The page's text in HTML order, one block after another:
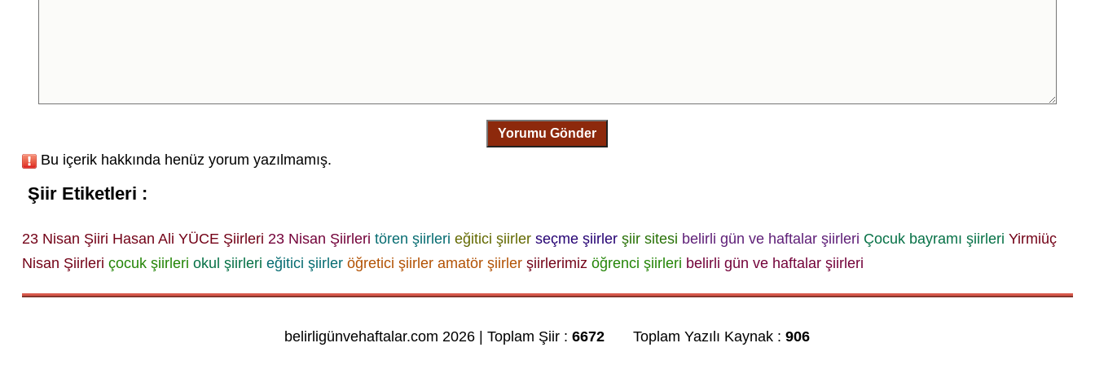
Yorumu Gönder
Bu içerik hakkında henüz yorum yazılmamış.
Şiir Etiketleri :
23 Nisan Şiiri Hasan Ali YÜCE Şiirleri 23 Nisan Şiirleri tören şiirleri eğitici şiirler seçme şiirler şiir sitesi belirli gün ve haftalar şiirleri Çocuk bayramı şiirleri Yirmiüç
Nisan Şiirleri çocuk şiirleri okul şiirleri eğitici şiirler öğretici şiirler amatör şiirler şiirlerimiz öğrenci şiirleri belirli gün ve haftalar şiirleri
belirligünvehaftalar.com 2026 | Toplam Şiir :6672 Toplam Yazılı Kaynak :906